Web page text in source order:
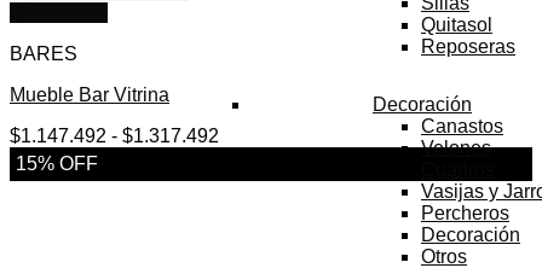
Quitasol
Reposeras
Decoración
Canastos
Velones
Vasijas y
Percheros
Decoración
Otros
BARES
Mueble Bar Vitrina
$1.147.492 - $1.317.492
precios:
15% OFF